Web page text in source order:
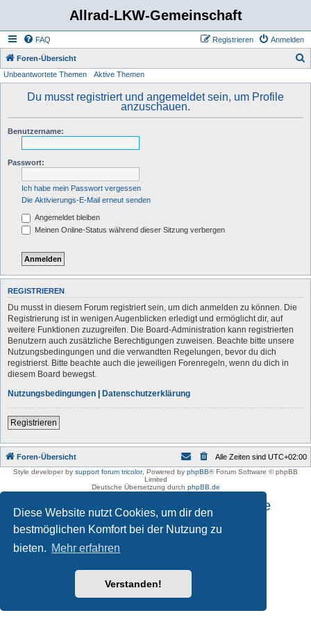
Diese Website nutzt Cookies, um dir den
bestmöglichen Komfort bei der Nutzung zu
bieten. Mehr erfahren
Verstanden!
Allrad-LKW-Gemeinschaft
FAQ Anmelden
Registrieren
Foren-Übersicht
Unbeantwortete Themen Aktive Themen
Du musst registriert und angemeldet sein, um Profile
anzuschauen.
Benutzername:
Passwort:
Ich habe mein Passwort vergessen
Die Aktivierungs-E-Mail erneut senden
Angemeldet bleiben
Meinen Online-Status während dieser Sitzung verbergen
REGISTRIEREN
Du musst in diesem Forum registriert sein, um dich anmelden zu können. Die
Registrierung ist in wenigen Augenblicken erledigt und ermöglicht dir, auf
weitere Funktionen zuzugreifen. Die Board-Administration kann registrierten
Benutzern auch zusätzliche Berechtigungen zuweisen. Beachte bitte unsere
Nutzungsbedingungen und die verwandten Regelungen, bevor du dich
registrierst. Bitte beachte auch die jeweiligen Forenregeln, wenn du dich in
diesem Board bewegst.
Nutzungsbedingungen | Datenschutzerklärung
Registrieren
Foren-Übersicht Alle Zeiten sind UTC+02:00
Style developer by support forum tricolor, Powered by phpBB® Forum Software © phpBB
Limited
Deutsche Übersetzung durch phpBB.de
Impressum und Datenschutzhinweise